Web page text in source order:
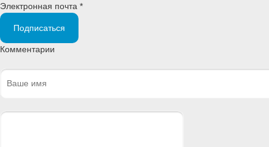
Электронная почта *
Подписаться
Комментарии